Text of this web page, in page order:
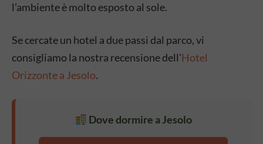
l’ambiente è molto esposto al sole.
Se cercate un hotel a due passi dal parco, vi
consigliamo la nostra recensione dell’Hotel
Orizzonte a Jesolo.
Dove dormire a Jesolo